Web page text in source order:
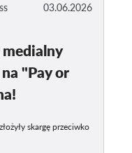
03.06.2026
"Pay or
skargę przeciwko